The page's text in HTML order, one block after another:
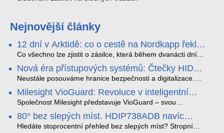
Nejnovější články
12 dní v Arktidě: co o cestě na Nordkapp řekla
data ze SMARTBOX 2 MAX
Co všechno lze zjistit o zásilce, která během dvanácti dní
projede Arktidou? SMARTBOX 2 MAX jsme vzali na trasu z
Tromsø přes Lofoty, Kirunu a finské Laponsko až na
Nordkapp. Bez jediného dobití, v mrazu až −13 °C a mimo
otřesy i náklon. Výsledkem není jen čára na mapě, ale
podrobný datový příběh celé cesty.
Nová éra přístupových systémů: Čtečky HID
Signo
Neustále posouváme hranice bezpečnosti a digitalizace.
v oblasti kontroly přístupu – moderní a vysoce univerzální
čtečky HID Signo.
Milesight VioGuard: Revoluce v inteligentní
detekci dopravních přestupků
Společnost Milesight představuje VioGuard – svou
dopravních přestupků. Tento systém, poháněný
sofistikovanými algoritmy umělé inteligence (AI), je navržen
80° bez slepých míst. HDIP738ADB navíc
streamuje na YouTube – bez PC.
Hledáte stoprocentní přehled bez slepých míst? Stropní